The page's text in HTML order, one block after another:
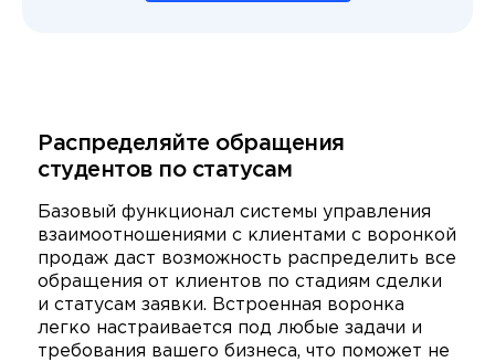
Распределяйте обращения
студентов по статусам
Базовый функционал системы управления
взаимоотношениями с клиентами с воронкой
продаж даст возможность распределить все
обращения от клиентов по стадиям сделки
и статусам заявки. Встроенная воронка
легко настраивается под любые задачи и
требования вашего бизнеса, что поможет не